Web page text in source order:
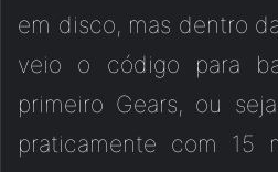
em disco, mas dentro
veio o código para
primeiro Gears, ou
praticamente com 15